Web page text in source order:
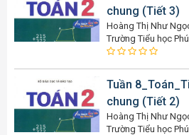
chung (Tiết 3)
Hoàng Thị Như
Trường Tiểu học
Tuần
chung (Tiết 2)
Hoàng Thị Như
Trường Tiểu học